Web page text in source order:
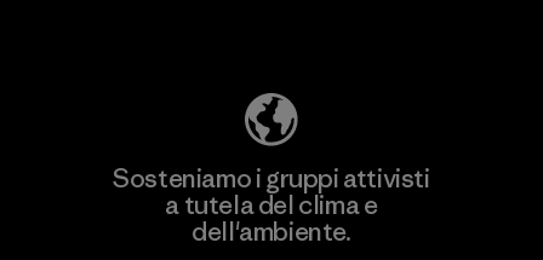
Sosteniamo i gruppi attivisti
a tutela del clima e
dell'ambiente.